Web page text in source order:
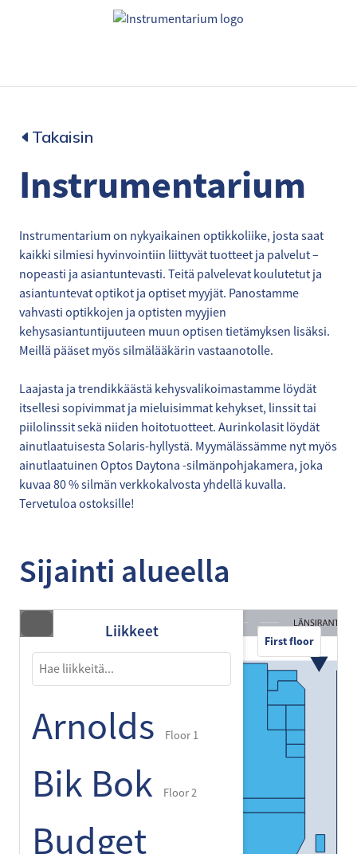
Takaisin
Instrumentarium
Instrumentarium on nykyaikainen optikkoliike, josta saat
kaikki silmiesi hyvinvointiin liittyvät tuotteet ja palvelut –
nopeasti ja asiantuntevasti. Teitä palvelevat koulutetut ja
asiantuntevat optikot ja optiset myyjät. Panostamme
vahvasti optikkojen ja optisten myyjien
kehysasiantuntijuuteen muun optisen tietämyksen lisäksi.
Meillä pääset myös silmälääkärin vastaanotolle.
Laajasta ja trendikkäästä kehysvalikoimastamme löydät
itsellesi sopivimmat ja mieluisimmat kehykset, linssit tai
piilolinssit sekä niiden hoitotuotteet. Aurinkolasit löydät
ainutlaatuisesta Solaris-hyllystä. Myymälässämme nyt myös
ainutlaatuinen Optos Daytona -silmänpohjakamera, joka
kuvaa 80 % silmän verkkokalvosta yhdellä kuvalla.
Tervetuloa ostoksille!
Sijainti alueella
Liikkeet
Arnolds Floor 1
Bik Bok Floor 2
Budget
First floor